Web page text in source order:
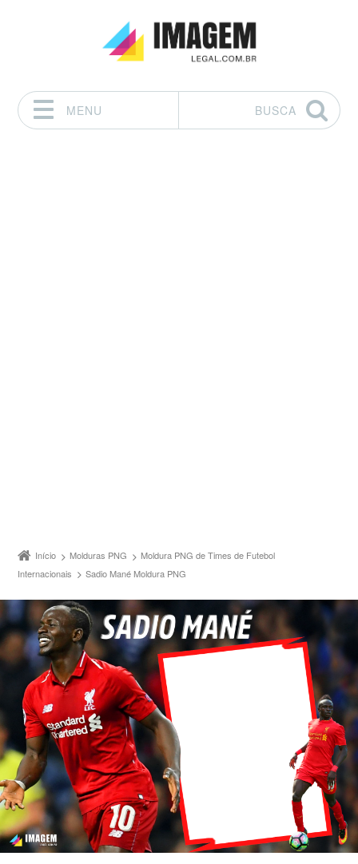
MENU
BUSCA
Início Molduras PNG
Moldura PNG de Times de Futebol
Internacionais
Sadio Mané Moldura PNG